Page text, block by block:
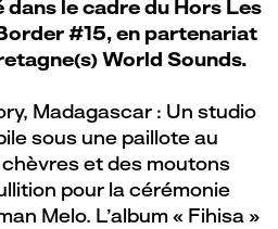
le cadre du Hors Les
#15, en partenariat
World Sounds.
Madagascar : Un studio
sous une paillote au
et des moutons
pour la cérémonie
Melo. L’album « Fihisa »